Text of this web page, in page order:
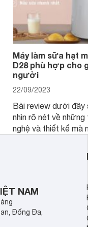
Máy làm sữa hạt
D28 phù hợp cho
người
22/09/2023
Bài review dưới đây
nhìn rõ nét về những
nghệ và thiết kế mà
thể đưa ra quyết
NAM
Đống Đa,